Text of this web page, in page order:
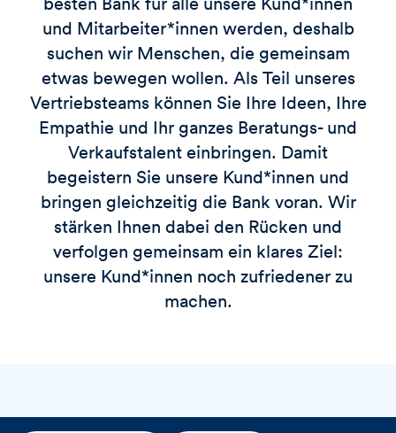
und Mitarbeiter*innen werden, deshalb
suchen wir Menschen, die gemeinsam
etwas bewegen wollen. Als Teil unseres
Vertriebsteams können Sie Ihre Ideen, Ihre
Empathie und Ihr ganzes Beratungs- und
Verkaufstalent einbringen. Damit
begeistern Sie unsere Kund*innen und
bringen gleichzeitig die Bank voran. Wir
stärken Ihnen dabei den Rücken und
verfolgen gemeinsam ein klares Ziel:
unsere Kund*innen noch zufriedener zu
machen.